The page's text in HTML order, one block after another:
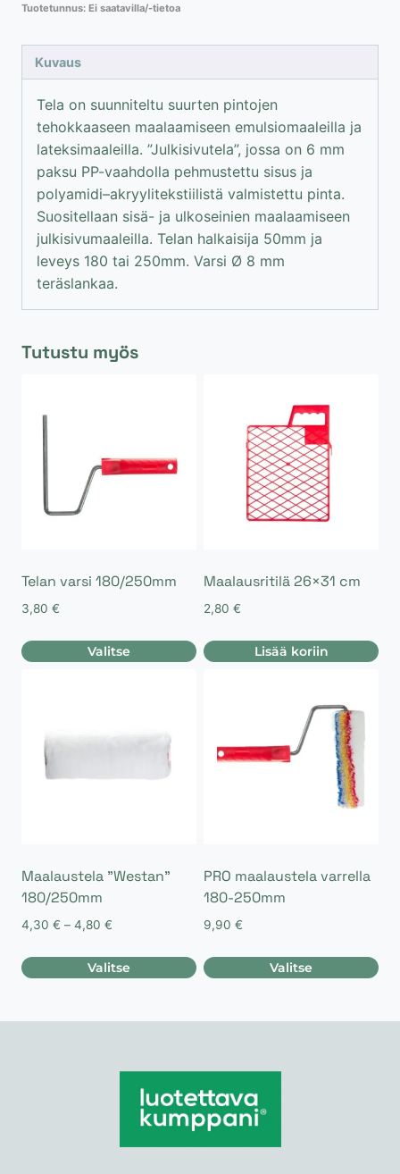
70mm
180-
250mm
määrä
Tuotetunnus: Ei saatavilla/-tietoa
Kuvaus
Tela on suunniteltu suurten pintojen
tehokkaaseen maalaamiseen emulsiomaaleilla ja
lateksimaaleilla. ”Julkisivutela”, jossa on 6 mm
paksu PP-vaahdolla pehmustettu sisus ja
polyamidi–akryyli­tekstiilistä valmistettu pinta.
Suositellaan sisä- ja ulkoseinien maalaamiseen
julkisivumaaleilla. Telan halkaisija 50mm ja
leveys 180 tai 250mm. Varsi Ø 8 mm
teräslankaa.
Tutustu myös
Telan varsi 180/250mm
3,80 €
Valitse
useampi
muunnelma.
Voit
sivulla.
Maalausritilä 26×31 cm
2,80 €
Lisää koriin
Maalaustela ”Westan”
180/250mm
4,30 € – 4,80 €
-
4,80 €
Valitse
PRO maalaustela varrella
180-250mm
9,90 €
Valitse
muunnelma.
Voit
tehdä
valinnat